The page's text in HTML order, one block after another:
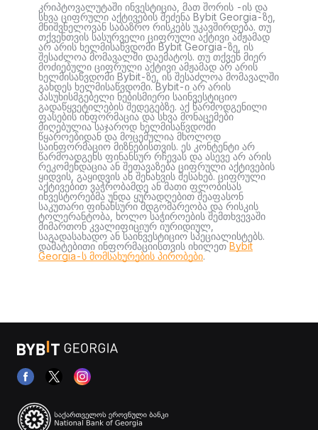
კრიპტოვალუტაში ინვესტიცია, მათ შორის -ის და
სხვა ციფრული აქტივების შეძენა Bybit Georgia-ზე,
მნიშვნელოვან საბაზრო რისკებს უკავშირდება. თუ
თქვენთვის სასურველი ციფრული აქტივი ამჟამად
არ არის ხელმისაწვდომი Bybit Georgia-ზე, ის
შესაძლოა მომავალში დაემატოს. თუ თქვენ მიერ
მოძიებული ციფრული აქტივი ამჟამად არ არის
ხელმისაწვდომი Bybit-ზე, ის შესაძლოა მომავალში
გახდეს ხელმისაწვდომი. Bybit-ი არ არის
პასუხისმგებელი ნებისმიერი საინვესტიციო
გადაწყვეტილების შედეგებზე. აქ წარმოდგენილი
ფასების ინფორმაცია და სხვა მონაცემები
მიღებულია საჯაროდ ხელმისაწვდომი
წყაროებიდან და მოცემულია მხოლოდ
საინფორმაციო მიზნებისთვის. ეს კონტენტი არ
წარმოადგენს ფინანსურ რჩევას და ასევე არ არის
რეკომენდაცია ან შეთავაზება ციფრული აქტივების
ყიდვის, გაყიდვის ან შენახვის შესახებ. ციფრული
აქტივებით ვაჭრობამდე ან მათი ფლობისას
ინვესტორებმა უნდა ყურადღებით შეაფასონ
საკუთარი ფინანსური მდგომარეობა და რისკის
ტოლერანტობა, ხოლო საჭიროების შემთხვევაში
მიმართონ კვალიფიციურ იურიდიულ,
საგადასახადო ან საინვესტიციო სპეციალისტებს.
დამატებითი ინფორმაციისთვის იხილეთBybit
Georgia-ს მომსახურების პირობები.